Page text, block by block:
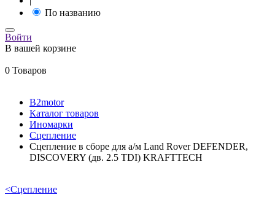
По названию
Войти
В вашей корзине
0 Товаров
B2motor
Каталог товаров
Иномарки
Сцепление
Сцепление в сборе для а/м Land Rover DEFENDER,
DISCOVERY (дв. 2.5 ТDI) KRAFTTECH
<Сцепление